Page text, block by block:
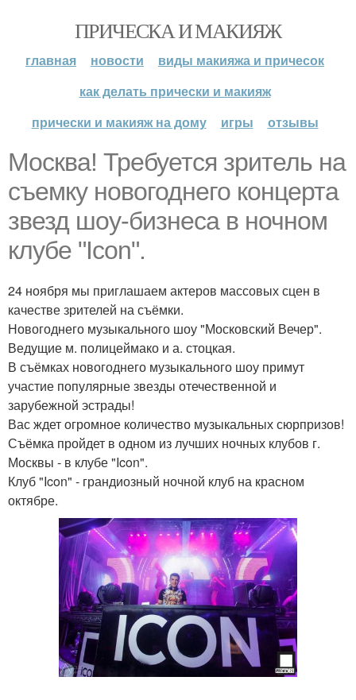
ПРИЧЕСКА И МАКИЯЖ
главная новости
виды макияжа и причесок
как делать прически и макияж
прически и макияж на дому
игры отзывы
Москва! Требуется зритель на
съемку новогоднего концерта
звезд шоу-бизнеса в ночном
клубе "Icon".
24 ноября мы приглашаем актеров массовых сцен в
качестве зрителей на съёмки.
Новогоднего музыкального шоу "Московский Вечер".
Ведущие м. полицеймако и а. стоцкая.
В съёмках новогоднего музыкального шоу примут
участие популярные звезды отечественной и
зарубежной эстрады!
Вас ждет огромное количество музыкальных сюрпризов!
Съёмка пройдет в одном из лучших ночных клубов г.
Москвы - в клубе "Icon".
Клуб "Icon" - грандиозный ночной клуб на красном
октябре.